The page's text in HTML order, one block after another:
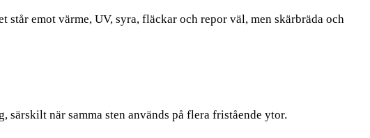
emot värme, UV, syra, fläckar och repor väl, men skärbräda och
när samma sten används på flera fristående ytor.